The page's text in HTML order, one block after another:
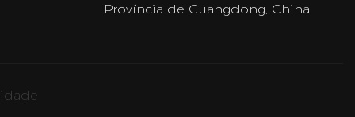
Província de Guangdong, China